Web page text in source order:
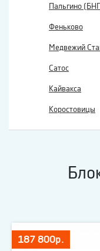
Пальгино
Феньково
Медвежий
Сатос
Кайвакса
Коростовицы
187 800р.